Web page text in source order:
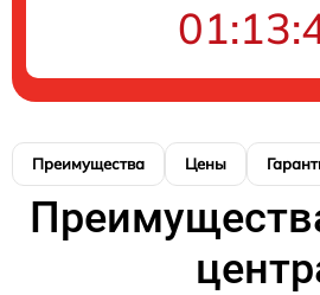
Преимущества Цены